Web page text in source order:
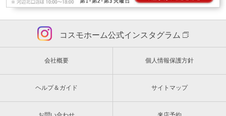
コスモホーム公式インスタグラム
会社概要 個人情報保護方針
ヘルプ＆ガイド サイトマップ